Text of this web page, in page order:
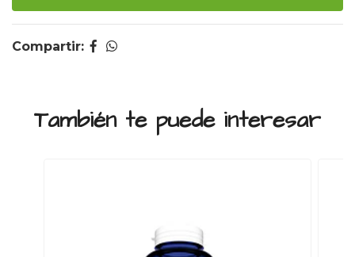
Compartir:
También te puede interesar